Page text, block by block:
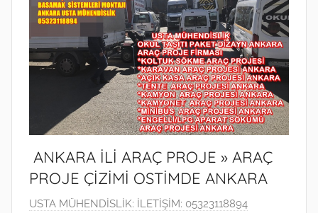
e
r
ANKARA İLİ ARAÇ PROJE » ARAÇ
PROJE ÇİZİMİ OSTİMDE ANKARA
9
USTA MÜHENDİSLİK: İLETİŞİM: 05323118894